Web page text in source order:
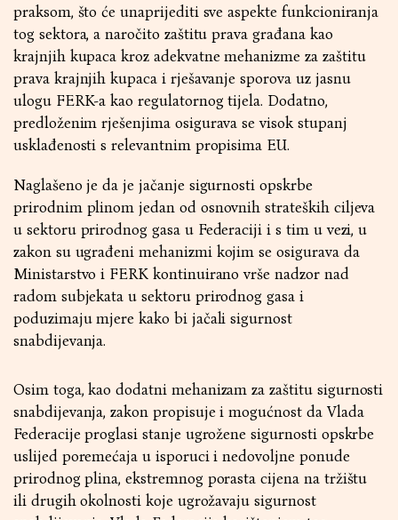
praksom, što će unaprijediti sve aspekte funkcioniranja
tog sektora, a naročito zaštitu prava građana kao
krajnjih kupaca kroz adekvatne mehanizme za zaštitu
prava krajnjih kupaca i rješavanje sporova uz jasnu
ulogu FERK-a kao regulatornog tijela. Dodatno,
predloženim rješenjima osigurava se visok stupanj
usklađenosti s relevantnim propisima EU.
Naglašeno je da je jačanje sigurnosti opskrbe
prirodnim plinom jedan od osnovnih strateških ciljeva
u sektoru prirodnog gasa u Federaciji i s tim u vezi, u
zakon su ugrađeni mehanizmi kojim se osigurava da
Ministarstvo i FERK kontinuirano vrše nadzor nad
radom subjekata u sektoru prirodnog gasa i
poduzimaju mjere kako bi jačali sigurnost
snabdijevanja.
Osim toga, kao dodatni mehanizam za zaštitu sigurnosti
snabdijevanja, zakon propisuje i mogućnost da Vlada
Federacije proglasi stanje ugrožene sigurnosti opskrbe
uslijed poremećaja u isporuci i nedovoljne ponude
prirodnog plina, ekstremnog porasta cijena na tržištu
ili drugih okolnosti koje ugrožavaju sigurnost